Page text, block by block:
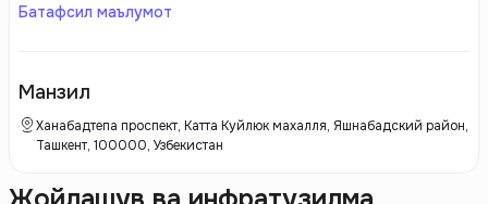
отличается высоким качеством строительства и современными
Батафсил маълумот
Манзил
Ханабадтепа проспект, Катта Куйлюк махалля, Яшнабадский район,
Ташкент, 100000, Узбекистан